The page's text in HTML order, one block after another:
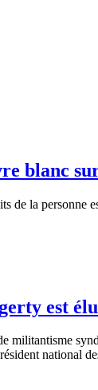
blanc
de la personne
est
militantisme
national